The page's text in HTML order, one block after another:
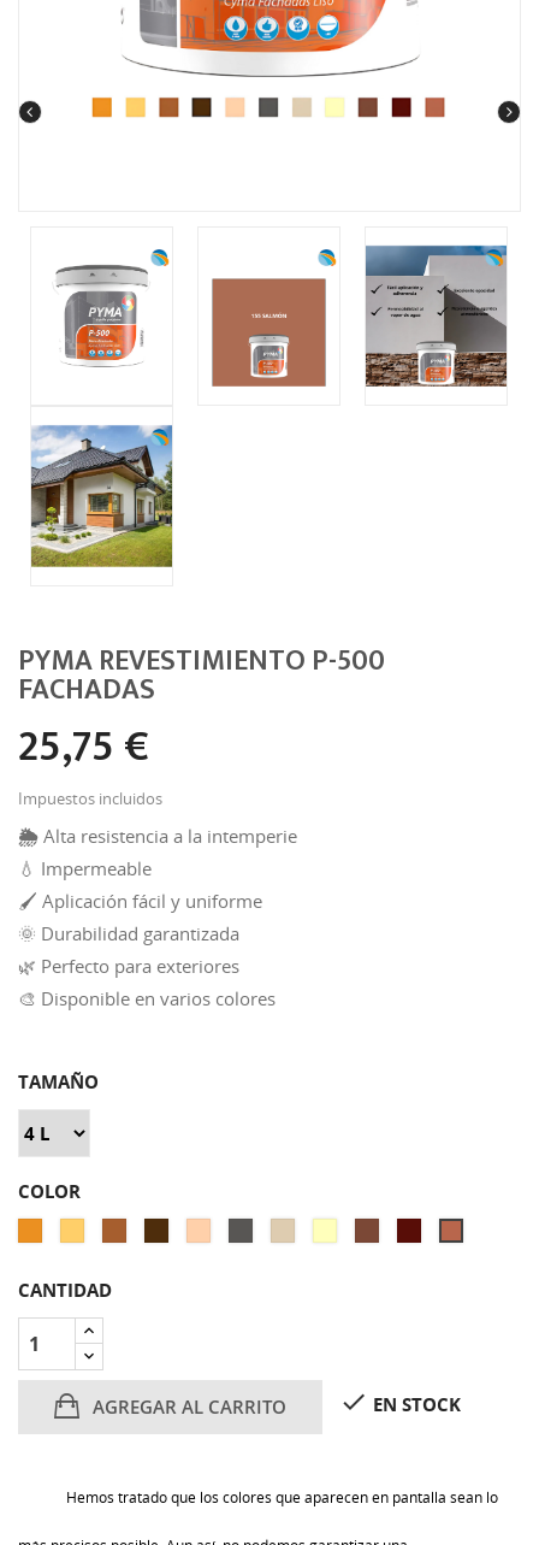
PYMA REVESTIMIENTO P-500
FACHADAS
25,75 €
Impuestos incluidos
🌦️ Alta resistencia a la intemperie
💧 Impermeable
🖌️ Aplicación fácil y uniforme
🌞 Durabilidad garantizada
🌿 Perfecto para exteriores
🎨 Disponible en varios colores
TAMAÑO
COLOR
P500CASTILLA
P500P500SAHARAOSCUROHUESOP500CLARO
ROJO
LADRILLO
SALMÓN
P500
CANTIDAD
AGREGAR AL CARRITO  EN STOCK
Hemos tratado que los colores que aparecen en pantalla sean lo